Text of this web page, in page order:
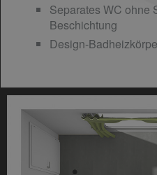
Separates WC ohne
Beschichtung
Design-